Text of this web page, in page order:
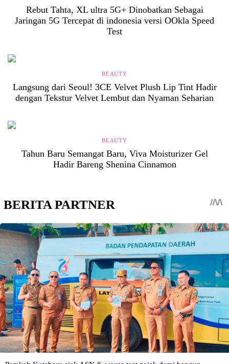
Rebut Tahta, XL ultra 5G+ Dinobatkan Sebagai
Jaringan 5G Tercepat di indonesia versi OOkla Speed
Test
BEAUTY
Langsung dari Seoul! 3CE Velvet Plush Lip Tint Hadir
dengan Tekstur Velvet Lembut dan Nyaman Seharian
BEAUTY
Tahun Baru Semangat Baru, Viva Moisturizer Gel
Hadir Bareng Shenina Cinnamon